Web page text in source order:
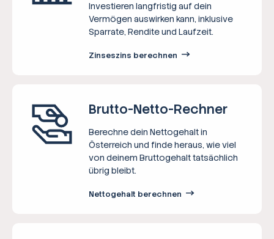
Investieren langfristig auf dein
Vermögen auswirken kann, inklusive
Sparrate, Rendite und Laufzeit.
Zinseszins berechnen
Brutto-Netto-­Rechner
Berechne dein Nettogehalt in
Österreich und finde heraus, wie viel
von deinem Bruttogehalt tatsächlich
übrig bleibt.
Nettogehalt berechnen